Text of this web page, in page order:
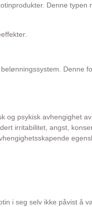
Denne
Denne
og psykisk avhengighet av
irritabilitet, angst,
i seg selv ikke påvist å